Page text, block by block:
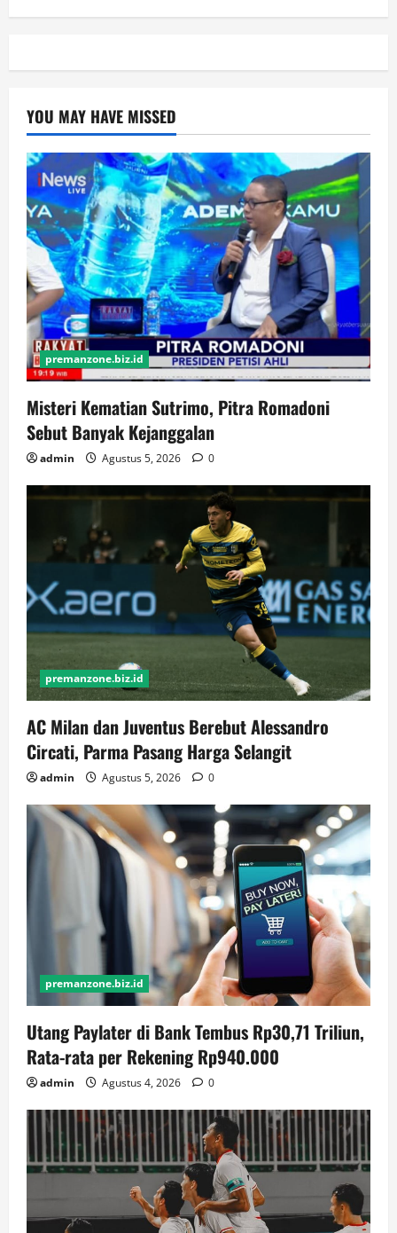
YOU MAY HAVE MISSED
premanzone.biz.id
Misteri Kematian Sutrimo, Pitra Romadoni
Sebut Banyak Kejanggalan
admin Agustus 5, 2026 0
premanzone.biz.id
AC Milan dan Juventus Berebut Alessandro
Circati, Parma Pasang Harga Selangit
admin Agustus 5, 2026 0
premanzone.biz.id
Utang Paylater di Bank Tembus Rp30,71 Triliun,
Rata-rata per Rekening Rp940.000
admin Agustus 4, 2026 0